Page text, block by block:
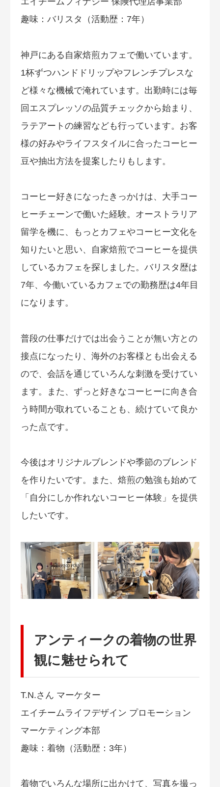
趣味：バリスタ（活動歴：7年）
神戸にある自家焙煎カフェで働いています。
1杯ずつハンドドリップやフレンチプレスな
ど様々な機械で淹れています。出勤時には毎
回エスプレッソの品質チェックから始まり、
ラテアートの練習なども行っています。お客
様の好みやライフスタイルに合ったコーヒー
豆や抽出方法を提案したりもします。
コーヒー好きになったきっかけは、大手コー
ヒーチェーンで働いた経験。オーストラリア
留学を機に、もっとカフェやコーヒー文化を
知りたいと思い、自家焙煎でコーヒーを提供
しているカフェを探しました。バリスタ歴は
7年、今働いているカフェでの勤務歴は4年目
になります。
普段の仕事だけでは出会うことが無い方との
接点になったり、海外のお客様とも出会える
ので、会話を通じていろんな刺激を受けてい
ます。また、ずっと好きなコーヒーに向き合
う時間が取れていることも、続けていて良か
った点です。
今後はオリジナルブレンドや季節のブレンド
を作りたいです。また、焙煎の勉強も始めて
「自分にしか作れないコーヒー体験」を提供
したいです。
アンティークの着物の世界
観に魅せられて
T.N.さん マーケター
エイチームライフデザイン プロモーション
マーケティング本部
趣味：着物（活動歴：3年）
着物でいろんな場所に出かけて、写真を撮っ